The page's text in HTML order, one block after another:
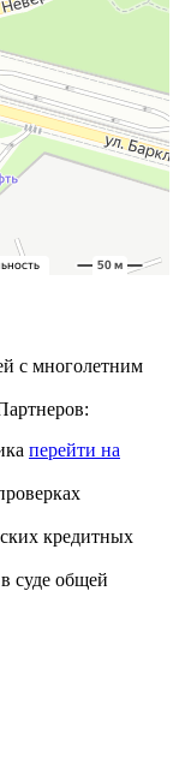
с многолетним
перейти на
кредитных
суде общей